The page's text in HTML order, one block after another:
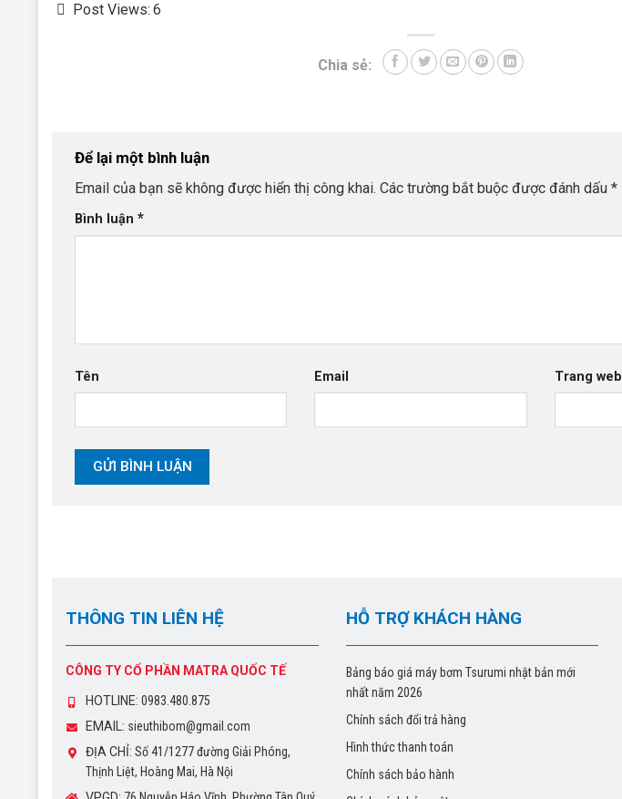
Post Views: 6
Chia sẻ:
Để lại một bình luận
Email của bạn sẽ không được hiển thị công khai. Các trường bắt buộc được đánh dấu *
Bình luận *
Tên Email Trang web
THÔNG TIN LIÊN HỆ
CÔNG TY CỔ PHẦN MATRA QUỐC TẾ
HOTLINE: 0983.480.875
EMAIL: sieuthibom@gmail.com
ĐỊA CHỈ: Số 41/1277 đường Giải Phóng,
Thịnh Liệt, Hoàng Mai, Hà Nội
HỖ TRỢ KHÁCH HÀNG
Bảng báo giá máy bơm Tsurumi nhật bản mới
nhất năm 2026
Chính sách đổi trả hàng
Hình thức thanh toán
Chính sách bảo hành